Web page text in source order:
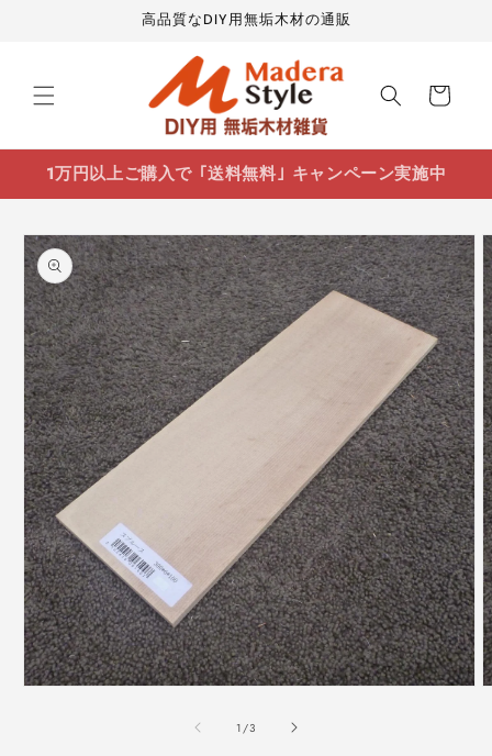
高品質なDIY用無垢木材の通販
ー
1万円以上ご購入で ｢送料無料｣ キャンペーン実施中
商品情
報にス
キップ
1 /の
3